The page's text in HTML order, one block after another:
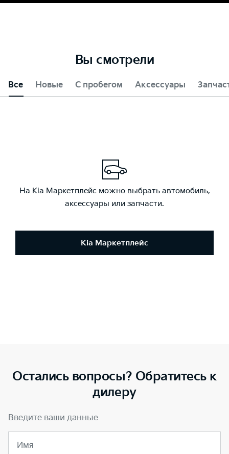
Вы смотрели
Все Новые С пробегом Аксессуары
На Kia Маркетплейс можно выбрать автомобиль,
аксессуары или запчасти.
Kia Маркетплейс
Остались вопросы? Обратитесь к
дилеру
Введите ваши данные
Имя